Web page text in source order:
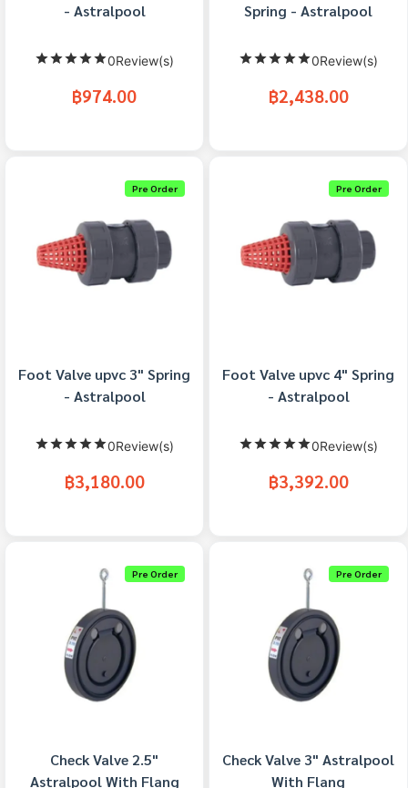
- Astralpool
0Review(s)
฿974.00
Spring - Astralpool
0Review(s)
฿2,438.00
Pre Order
Foot Valve upvc 3" Spring
- Astralpool
0Review(s)
฿3,180.00
Pre Order
Foot Valve upvc 4" Spring
- Astralpool
0Review(s)
฿3,392.00
Pre Order
Check Valve 2.5"
Astralpool With Flang
Pre Order
Check Valve 3" Astralpool
With Flang